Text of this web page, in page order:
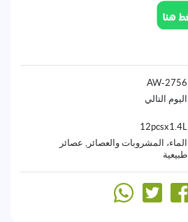
2756-AW
اليوم التالي
12pcsx1.4L
الماء، المشروبات والعصائر
عصائر
طبيعية